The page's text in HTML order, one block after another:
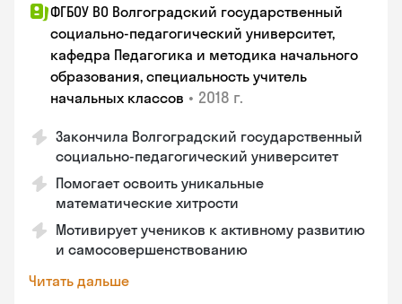
ФГБОУ ВО Волгоградский государственный
социально-педагогический университет,
кафедра Педагогика и методика начального
образования, специальность учитель
начальных классов • 2018 г.
Закончила Волгоградский государственный
социально-педагогический университет
Помогает освоить уникальные
математические хитрости
Мотивирует учеников к активному развитию
и самосовершенствованию
Читать дальше